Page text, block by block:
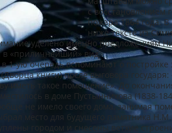
с восстановлением
пожара 1864 года.
ниже тексте из
уделено именно предложениям
«приличнейший» вид.
1-ую очередь вспоминают о постройке
книги) после выговора
иметь такое помещение». До
в доме Пустынникова (1838-
не имело своего дома, занимая
место для будущего памятника
городом и снесены ветхие